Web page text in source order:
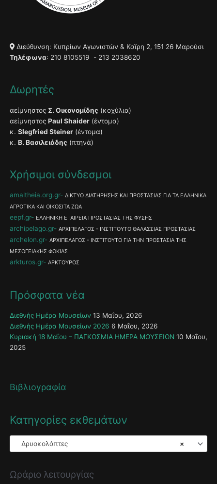
Διεύθυνση: Κυπρίων Αγωνιστών & Καϊρη 2, 151 26 Μαρούσι
Τηλέφωνα: 210 8105519 - 213 2038620
Δωρητές
αείμνηστος Σ. Οικονομίδης (κοχύλια)
αείμνηστος Paul Shaider (έντομα)
κ. Slegfried Steiner (έντομα)
κ. Β. Βασιλειάδης (πτηνά)
Χρήσιμοι σύνδεσμοι
amaltheia.org.gr
ΔΙΚΤΥΟ ΔΙΑΤΗΡΗΣΗΣ ΚΑΙ ΠΡΟΣΤΑΣΙΑΣ ΓΙΑ ΤΑ ΕΛΛΗΝΙΚΑ
ΑΓΡΟΤΙΚΑ ΚΑΙ ΟΙΚΟΣΙΤΑ ΖΩΑ
eepf.gr ΕΛΛΗΝΙΚΗ ΕΤΑΙΡΕΙΑ ΠΡΟΣΤΑΣΙΑΣ ΤΗΣ ΦΥΣΗΣ
archipelago.gr ΑΡΧΙΠΕΛΑΓΟΣ - ΙΝΣΤΙΤΟΥΤΟ ΘΑΛΑΣΣΙΑΣ ΠΡΟΣΤΑΣΙΑΣ
archelon.gr
ΑΡΧΙΠΕΛΑΓΟΣ - ΙΝΣΤΙΤΟΥΤΟ ΓΙΑ ΤΗΝ ΠΡΟΣΤΑΣΙΑ ΤΗΣ
ΜΕΣΟΓΕΙΑΚΗΣ ΦΩΚΙΑΣ
arkturos.gr ΑΡΚΤΟΥΡΟΣ
Πρόσφατα νέα
Διεθνής Ημέρα Μουσείων 13 Μαΐου, 2026
Διεθνής Ημέρα Μουσείων 2026 6 Μαΐου, 2026
Κυριακή 18 Μαΐου – ΠΑΓΚΟΣΜΙΑ ΗΜΕΡΑ ΜΟΥΣΕΙΩΝ 10 Μαΐου,
2025
Βιβλιογραφία
Κατηγορίες εκθεμάτων
×
Δρυοκολάπτες
Ωράριο λειτουργίας